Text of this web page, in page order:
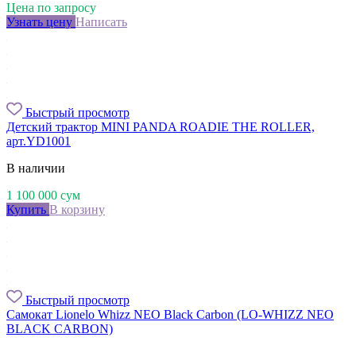
Цена по запросу
Узнать цену Написать
Быстрый просмотр
Детский трактор MINI PANDA ROADIE THE ROLLER,
арт.YD1001
В наличии
1 100 000 сум
Купить В корзину
Быстрый просмотр
Самокат Lionelo Whizz NEO Black Carbon (LO-WHIZZ NEO
BLACK CARBON)